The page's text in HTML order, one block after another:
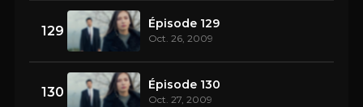
129 Épisode 129
Oct. 26, 2009
130 Épisode 130
Oct. 27, 2009